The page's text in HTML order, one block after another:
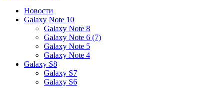
Новости
Galaxy Note 10
Galaxy Note 8
Galaxy Note 6 (7)
Galaxy Note 5
Galaxy Note 4
Galaxy S8
Galaxy S7
Galaxy S6